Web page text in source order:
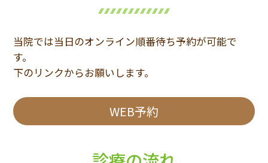
当院では当日のオンライン順番待ち予約が可能で
す。
下のリンクからお願いします。
WEB予約